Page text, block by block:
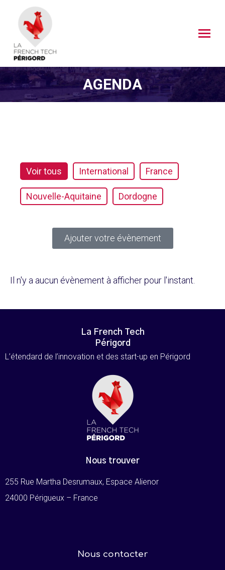
AGENDA
Voir tous International France
Nouvelle-Aquitaine Dordogne
Ajouter votre évènement
Il n'y a aucun évènement à afficher pour l'instant.
La French Tech
Périgord
L’étendard de l’innovation et des start-up en Périgord
Nous trouver
255 Rue Martha Desrumaux, Espace Alienor
24000 Périgueux – France
Nous contacter